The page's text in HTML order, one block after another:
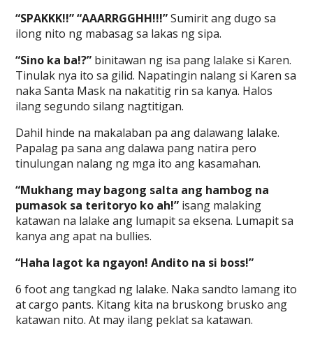
“SPAKKK!!” “AAARRGGHH!!!”Sumirit ang dugo sa
ilong nito ng mabasag sa lakas ng sipa.
“Sino ka ba!?” binitawan ng isa pang lalake si Karen.
Tinulak nya ito sa gilid. Napatingin nalang si Karen sa
naka Santa Mask na nakatitig rin sa kanya. Halos
ilang segundo silang nagtitigan.
Dahil hinde na makalaban pa ang dalawang lalake.
Papalag pa sana ang dalawa pang natira pero
tinulungan nalang ng mga ito ang kasamahan.
“Mukhang may bagong salta ang hambog na
pumasok sa teritoryo ko ah!” isang malaking
katawan na lalake ang lumapit sa eksena. Lumapit sa
kanya ang apat na bullies.
“Haha lagot ka ngayon! Andito na si boss!”
6 foot ang tangkad ng lalake. Naka sandto lamang ito
at cargo pants. Kitang kita na bruskong brusko ang
katawan nito. At may ilang peklat sa katawan.